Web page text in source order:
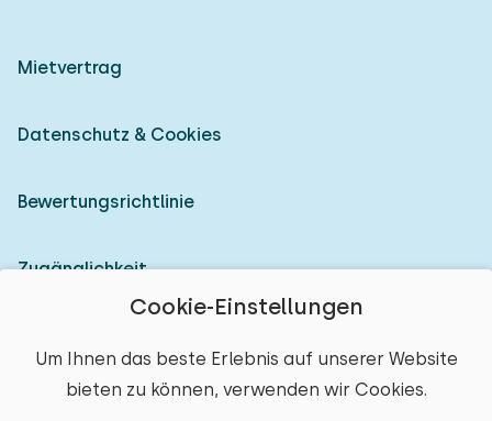
Cookie-Einstellungen
Um Ihnen das beste Erlebnis auf unserer Website
bieten zu können, verwenden wir Cookies.
Mietvertrag
Datenschutz & Cookies
Bewertungsrichtlinie
Zugänglichkeit
© 2026 Heerlijke Huisjes (eingetragene Marke)